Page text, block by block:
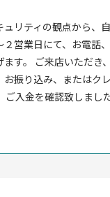
ュリティの観点から、
２営業日にて、お電話
ます。 ご来店いただき
お振り込み、またはク
ご入金を確認致しまし